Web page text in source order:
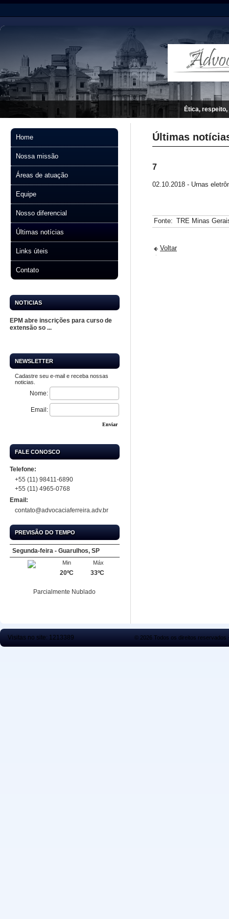
Ética,
Home
Nossa missão
Áreas de atuação
Equipe
Nosso diferencial
Últimas notícias
Links úteis
Contato
NOTICIAS
EPM abre inscrições para curso de
extensão so ...
NEWSLETTER
Cadastre seu e-mail e receba nossas
noticias.
Nome:
Email:
Enviar
FALE CONOSCO
Telefone:
+55 (11) 98411-6890
+55 (11) 4965-0768
Email:
contato@advocaciaferreira.adv.br
PREVISÃO DO TEMPO
Segunda-feira - Guarulhos, SP
Máx
33ºC
Min
20ºC
Parcialmente Nublado
Últimas
7
02.10.2018 - Urnas
Fonte: TRE Minas
Voltar
Visitas no site: 1213389 © 2026 Todos os direitos reservados